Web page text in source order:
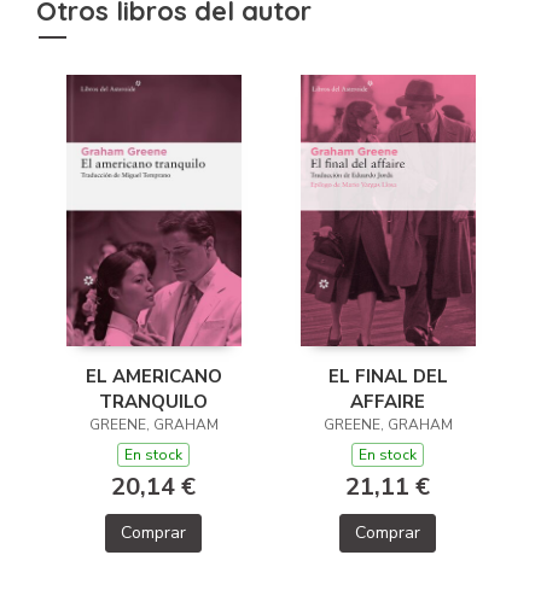
Otros libros del autor
EL AMERICANO
TRANQUILO
GREENE, GRAHAM
En stock
20,14 €
Comprar
EL FINAL DEL
AFFAIRE
GREENE, GRAHAM
En stock
21,11 €
Comprar